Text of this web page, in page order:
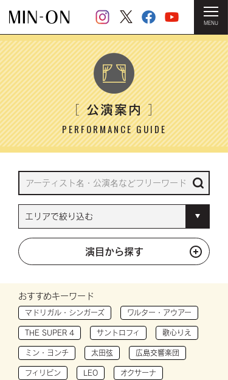
MENU
HOME ＞ 公演案内
［公演案内］
PERFORMANCE GUIDE
演目から探す
おすすめキーワード
マドリガル・シンガーズ ワルター・アウアー
THE SUPER 4 サントロフィ 歌心りえ
ミン・ヨンチ 太田弦 広島交響楽団
フィリピン LEO オクサーナ